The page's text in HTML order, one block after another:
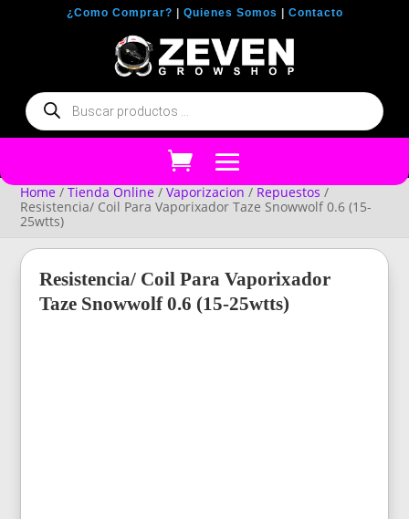
¿Como Comprar? Quienes Somos Contacto
Búsqueda
de
productos
Home /Tienda Online /Vaporizacion / Repuestos /
Resistencia/ Coil Para Vaporixador Taze Snowwolf 0.6 (15-
25wtts)
Resistencia/ Coil Para Vaporixador
Taze Snowwolf 0.6 (15-25wtts)